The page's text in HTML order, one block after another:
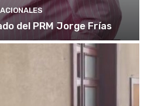
del PRM Jorge Frías